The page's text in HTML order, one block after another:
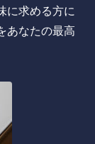
に求める方に
あなたの最高